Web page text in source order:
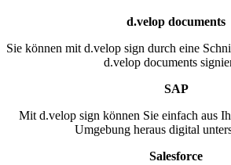
d.velop documents
Sie können mit d.velop sign durch eine
d.velop documents
SAP
Mit d.velop sign können Sie einfach aus
Umgebung heraus digital
Salesforce